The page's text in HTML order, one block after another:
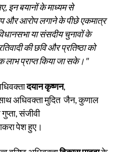
इन बयानों के माध्यम से
और आरोप लगाने के पीछे एकमात्र
या संसदीय चुनावों के
की छवि और प्रतिष्ठा को
प्राप्त किया जा सके।"
दयान कृष्णन,
अधिवक्ता मुदित जैन, कुणाल
संजीवी
पेश हुए।